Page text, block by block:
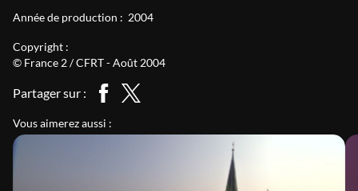
Année de production : 2004
Copyright :
© France 2 / CFRT - Août 2004
Partager sur :
Vous aimerez aussi :